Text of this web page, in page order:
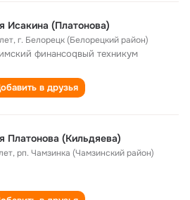
Исакина (Платонова)
,г. Белорецк (Белорецкий район)
финансоqвый техникум
в друзья
Платонова (Кильдяева)
,рп. Чамзинка (Чамзинский район)